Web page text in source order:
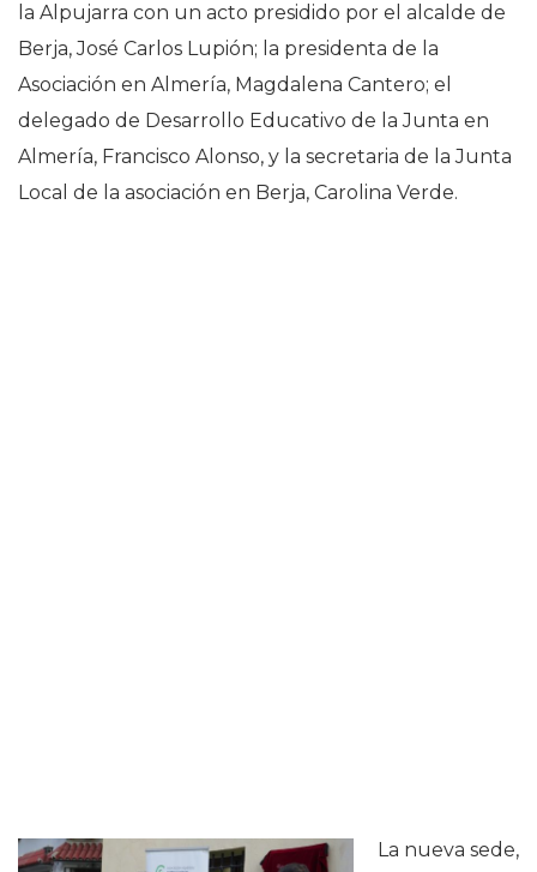
la Alpujarra con un acto presidido por el alcalde de
Berja, José Carlos Lupión; la presidenta de la
Asociación en Almería, Magdalena Cantero; el
delegado de Desarrollo Educativo de la Junta en
Almería, Francisco Alonso, y la secretaria de la Junta
Local de la asociación en Berja, Carolina Verde.
La nueva sede,